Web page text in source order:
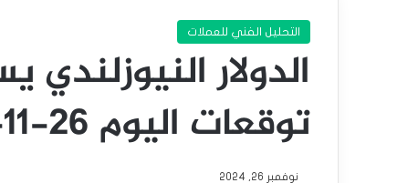
التحليل الفني للعملات
الدولار
توقعات اليوم 26-11-2024
نوفمبر 26, 2024